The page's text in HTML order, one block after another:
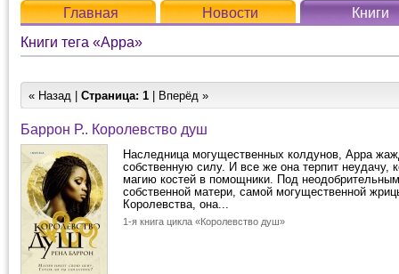
Главная Новости
Книги
Книги тега «Арра»
« Назад | Страница: 1 | Вперёд »
Баррон Р.. Королевство душ
Наследница могущественных колдунов, Арра
собственную силу. И все же она терпит неудачу,
магию костей в помощники. Под
собственной матери, самой могущественной
Королевства, она...
1-я книга цикла «Королевство душ»